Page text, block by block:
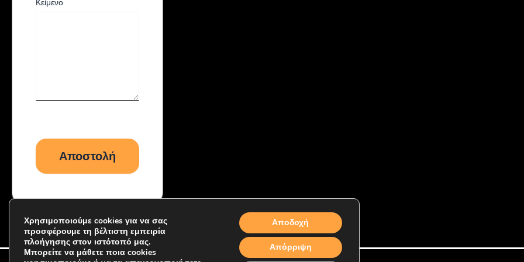
Κείμενο
Χρησιμοποιούμε cookies για να σας
προσφέρουμε τη βέλτιστη εμπειρία
πλοήγησης στον ιστότοπό μας.
Μπορείτε να μάθετε ποια cookies
Αποδοχή
Απόρριψη